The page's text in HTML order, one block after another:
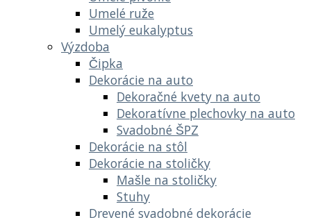
Umelé ruže
Umelý eukalyptus
Výzdoba
Čipka
Dekorácie na auto
Dekoračné kvety na auto
Dekoratívne plechovky na auto
Svadobné ŠPZ
Dekorácie na stôl
Dekorácie na stoličky
Mašle na stoličky
Stuhy
Drevené svadobné dekorácie